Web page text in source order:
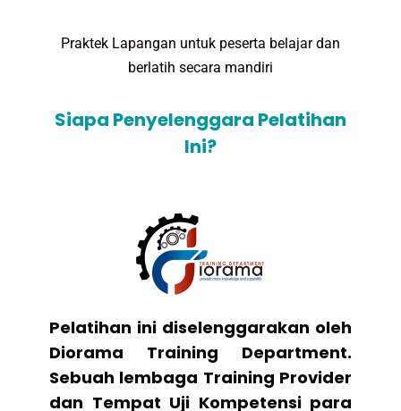
Praktek Lapangan untuk peserta belajar dan
berlatih secara mandiri
Siapa Penyelenggara Pelatihan
Ini?
Pelatihan ini diselenggarakan oleh
Diorama Training Department.
Sebuah lembaga Training Provider
dan Tempat Uji Kompetensi para